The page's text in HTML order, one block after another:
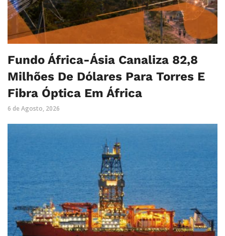
Fundo África-Ásia Canaliza 82,8
Milhões De Dólares Para Torres E
Fibra Óptica Em África
6 de Agosto, 2026